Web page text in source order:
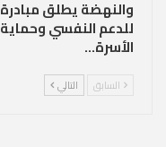
والنهضة يطلق مبادرة
للدعم النفسي وحماية
الأسرة…
السابق التالي